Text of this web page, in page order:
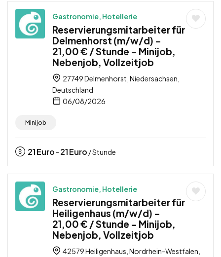
Gastronomie, Hotellerie
Reservierungsmitarbeiter für
Delmenhorst (m/w/d) –
21,00 € / Stunde – Minijob,
Nebenjob, Vollzeitjob
27749 Delmenhorst, Niedersachsen,
Deutschland
06/08/2026
Minijob
21Euro - 21Euro / Stunde
Gastronomie, Hotellerie
Reservierungsmitarbeiter für
Heiligenhaus (m/w/d) –
21,00 € / Stunde – Minijob,
Nebenjob, Vollzeitjob
42579 Heiligenhaus, Nordrhein-Westfalen,